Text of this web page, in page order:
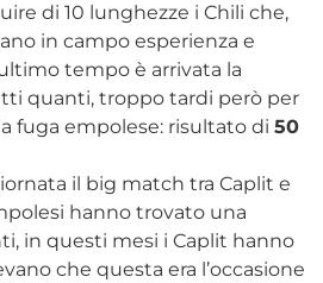
di 10 lunghezze i Chili che,
in campo esperienza e
tempo è arrivata la
quanti, troppo tardi però per
fuga empolese: risultato di 50
il big match tra Caplit e
hanno trovato una
in questi mesi i Caplit hanno
che questa era l’occasione